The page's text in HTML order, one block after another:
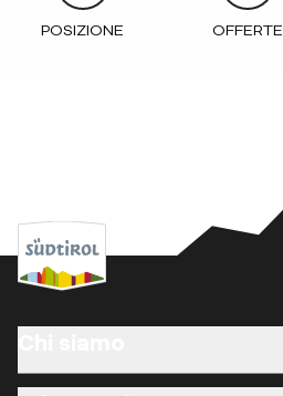
POSIZIONE OFFERTE